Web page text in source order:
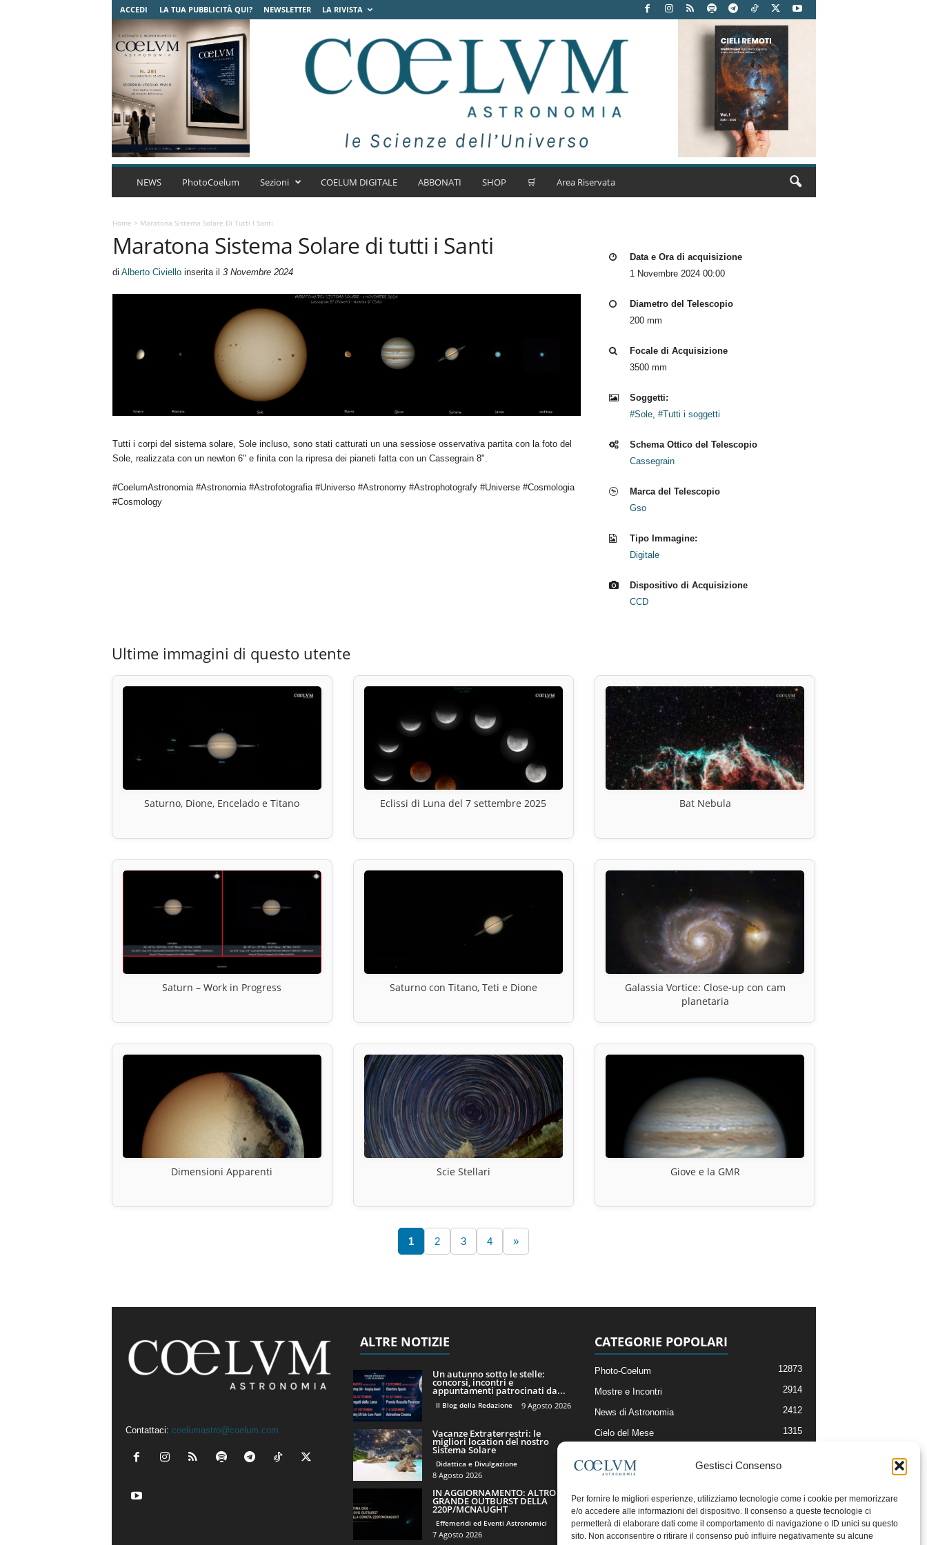
Gestisci Consenso
Per fornire le migliori esperienze, utilizziamo tecnologie come i cookie per memorizzare
e/o accedere alle informazioni del dispositivo. Il consenso a queste tecnologie ci
permetterà di elaborare dati come il comportamento di navigazione o ID unici su questo
sito. Non acconsentire o ritirare il consenso può influire negativamente su alcune
ACCEDI LA TUA PUBBLICITÀ QUI? NEWSLETTER LA RIVISTA
C
u
A
r
o
n
a
NEWS PhotoCoelum Sezioni COELUM DIGITALE ABBONATI SHOP 🛒 Area Riservata
Home > Maratona Sistema Solare Di Tutti I Santi
Maratona Sistema Solare di tutti i Santi
di Alberto Civielloinserita il 3 Novembre 2024
Tutti i corpi del sistema solare, Sole incluso, sono stati catturati un una sessiose osservativa partita con la foto del
Sole, realizzata con un newton 6" e finita con la ripresa dei pianeti fatta con un Cassegrain 8".
#CoelumAstronomia #Astronomia #Astrofotografia #Universo #Astronomy #Astrophotografy #Universe #Cosmologia
#Cosmology
Data e Ora di acquisizione
1 Novembre 2024 00:00
Diametro del Telescopio
200 mm
Focale di Acquisizione
3500 mm
Soggetti:
#Sole, #Tutti i soggetti
Schema Ottico del Telescopio
Cassegrain
Marca del Telescopio
Gso
Tipo Immagine:
Digitale
Dispositivo di Acquisizione
CCD
Ultime immagini di questo utente
Saturno, Dione, Encelado e Titano Eclissi di Luna del 7 settembre 2025 Bat Nebula
Saturn – Work in Progress Saturno con Titano, Teti e Dione
Galassia Vortice: Close-up con cam
planetaria
Dimensioni Apparenti Scie Stellari Giove e la GMR
1 2 3 4 »
Contattaci: coelumastro@coelum.com
ALTRE NOTIZIE
Un autunno sotto le stelle:
concorsi, incontri e
appuntamenti patrocinati da...
Il Blog della Redazione 9 Agosto 2026
Vacanze Extraterrestri: le
migliori location del nostro
Sistema Solare
Didattica e Divulgazione
8 Agosto 2026
IN AGGIORNAMENTO: ALTRO
GRANDE OUTBURST DELLA
220P/MCNAUGHT
Effemeridi ed Eventi Astronomici
7 Agosto 2026
CATEGORIE POPOLARI
Photo-Coelum 12873
Mostre e Incontri 2914
News di Astronomia 2412
Cielo del Mese 1315
Articoli e Risorse On-Line
Il Blog della Redazione